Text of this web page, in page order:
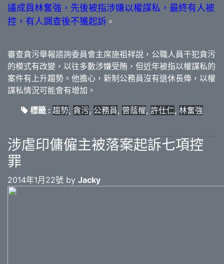
議成員林奮強，先後被指涉嫌以權謀私，最終有人被
控，有人調查後不獲起訴 。
審查貪污舉報諮詢委員會主席施祖祥說，公職人員干犯貪污
的模式有改變，以往多數涉嫌受賄，但近年被指以權謀私的
案件有上升趨勢。他擔心，新制公務員沒有退休長俸，以權
謀私情況可能會有增加。
標籤 : 趨勢, 貪污, 公務員, 曾蔭權, 許仕仁, 林奮強
涉虐印傭僱主被落案起訴七項控
罪
2014年1月22號 by Jacky